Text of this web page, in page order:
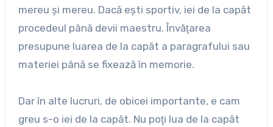
mereu şi mereu. Dacă eşti sportiv, iei de la capăt
procedeul până devii maestru. Învăţarea
presupune luarea de la capăt a paragrafului sau
materiei până se fixează în memorie.
Dar în alte lucruri, de obicei importante, e cam
greu s-o iei de la capăt. Nu poţi lua de la capăt